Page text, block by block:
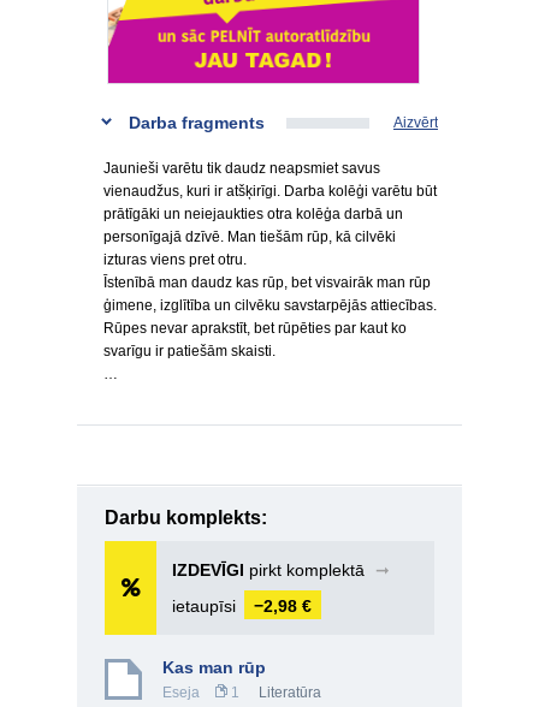
Darba fragments Aizvērt
Jaunieši varētu tik daudz neapsmiet savus
vienaudžus, kuri ir atšķirīgi. Darba kolēģi varētu būt
prātīgāki un neiejaukties otra kolēģa darbā un
personīgajā dzīvē. Man tiešām rūp, kā cilvēki
izturas viens pret otru.
Īstenībā man daudz kas rūp, bet visvairāk man rūp
ģimene, izglītība un cilvēku savstarpējās attiecības.
Rūpes nevar aprakstīt, bet rūpēties par kaut ko
svarīgu ir patiešām skaisti.
…
Darbu komplekts:
IZDEVĪGI pirkt komplektā
➞
ietaupīsi
−2,98 €
Kas man rūp
Eseja 1 Literatūra